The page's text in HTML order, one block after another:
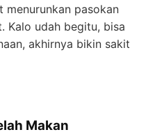
menurunkan pasokan
Kalo udah begitu, bisa
akhirnya bikin sakit
Makan